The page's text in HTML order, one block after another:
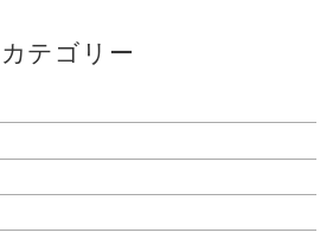
カテゴリー